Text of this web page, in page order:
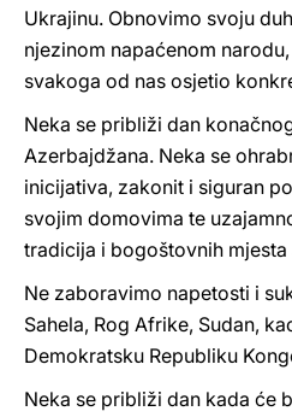
Ukrajinu. Obnovimo svoju
njezinom napaćenom
svakoga od nas osjetio
Neka se približi dan
Azerbajdžana. Neka se
inicijativa, zakonit i siguran
svojim domovima te
tradicija i bogoštovnih
Ne zaboravimo napetosti i
Sahela, Rog Afrike, Sudan,
Demokratsku Republiku
Neka se približi dan kada će